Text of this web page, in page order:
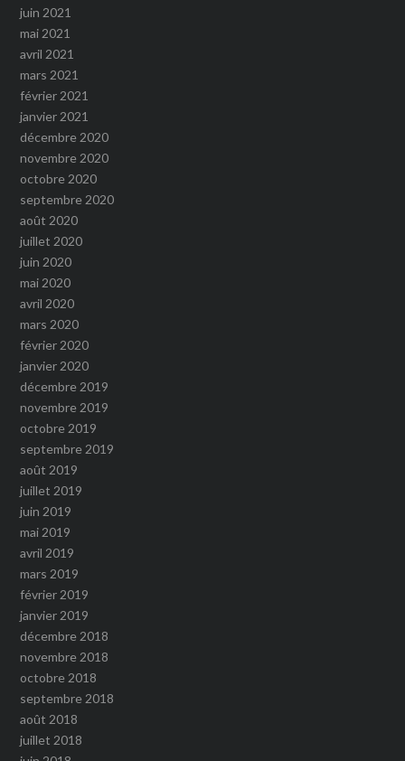
juin 2021
mai 2021
avril 2021
mars 2021
février 2021
janvier 2021
décembre 2020
novembre 2020
octobre 2020
septembre 2020
août 2020
juillet 2020
juin 2020
mai 2020
avril 2020
mars 2020
février 2020
janvier 2020
décembre 2019
novembre 2019
octobre 2019
septembre 2019
août 2019
juillet 2019
juin 2019
mai 2019
avril 2019
mars 2019
février 2019
janvier 2019
décembre 2018
novembre 2018
octobre 2018
septembre 2018
août 2018
juillet 2018